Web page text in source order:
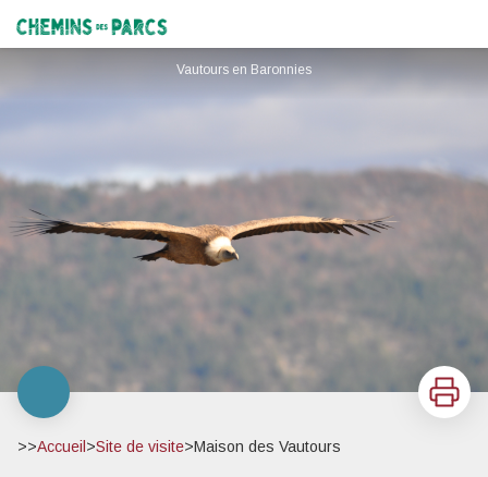
Chemins des Parcs
Vautours en Baronnies
Imprimer
>>Accueil >Site de visite>Maison des Vautours